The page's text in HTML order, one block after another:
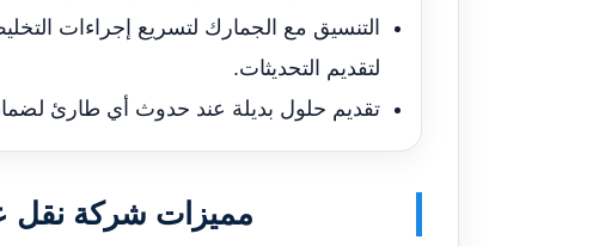
التنسيق مع الجمارك لتسريع إجراءات
لتقديم التحديثات.
تقديم حلول بديلة عند حدوث أي طارئ
مميزات شركة نقل